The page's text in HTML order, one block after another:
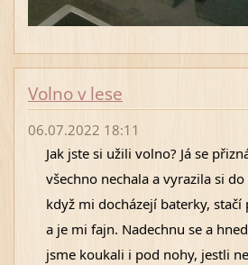
Volno v lese
06.07.2022 18:11
Jak jste si užili volno? Já se
všechno nechala a vyrazila si do
když mi docházejí baterky,
a je mi fajn. Nadechnu se a
jsme koukali i pod nohy, jestli